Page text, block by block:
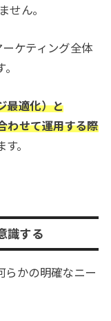
せん。
ケティング全体
最適化）と
わせて運用する際
。
識する
らかの明確なニー